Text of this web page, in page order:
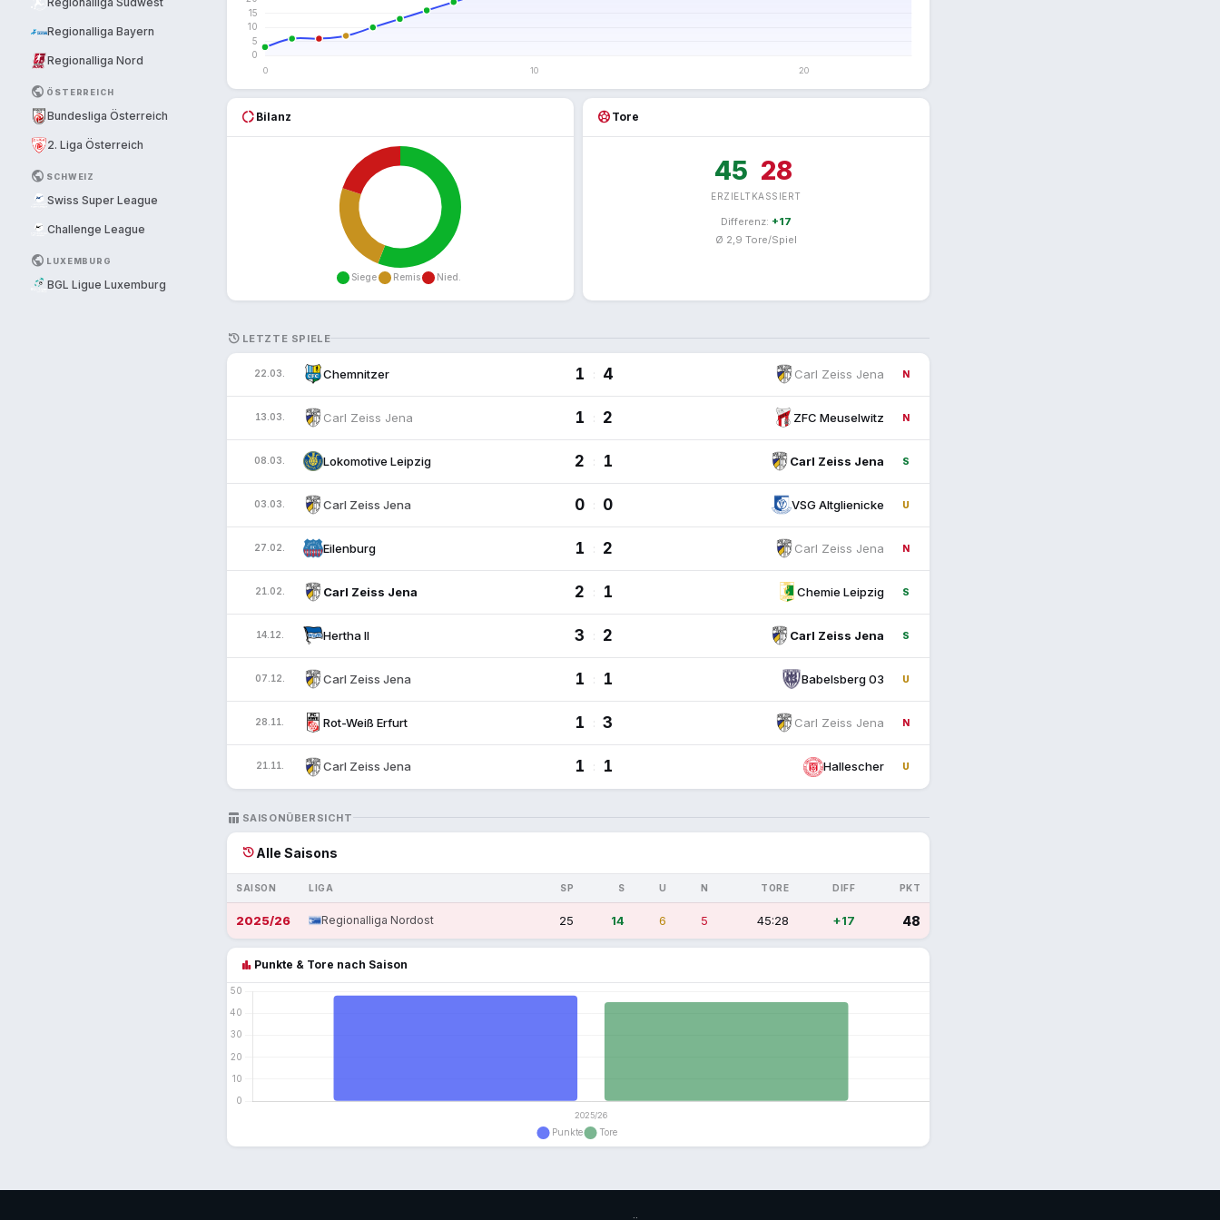
Regionalliga Bayern
Regionalliga Nord
PUBLIC ÖSTERREICH
Bundesliga Österreich
2. Liga Österreich
PUBLIC SCHWEIZ
Swiss Super League
Challenge League
PUBLIC LUXEMBURG
BGL Ligue Luxemburg
donut_large Bilanz sports_soccer Tore
45
ERZIELT
28
KASSIERT
Differenz: +17
Ø 2,9 Tore/Spiel
HISTORY LETZTE SPIELE
22.03. Chemnitzer 1 : 4 Carl Zeiss Jena N
13.03. Carl Zeiss Jena 1 : 2 ZFC Meuselwitz N
08.03. Lokomotive Leipzig 2 : 1 Carl Zeiss Jena S
03.03. Carl Zeiss Jena 0 : 0 VSG Altglienicke U
27.02. Eilenburg 1 : 2 Carl Zeiss Jena N
21.02. Carl Zeiss Jena 2 : 1 Chemie Leipzig S
14.12. Hertha II 3 : 2 Carl Zeiss Jena S
07.12. Carl Zeiss Jena 1 : 1 Babelsberg 03 U
28.11. Rot-Weiß Erfurt 1 : 3 Carl Zeiss Jena N
21.11. Carl Zeiss Jena 1 : 1 Hallescher U
TABLE_CHART SAISONÜBERSICHT
historyAlle Saisons
SAISON LIGA SP S U N TORE DIFF PKT
2025/26 Regionalliga Nordost 25 14 6 5 45:28 +17 48
bar_chart Punkte & Tore nach Saison